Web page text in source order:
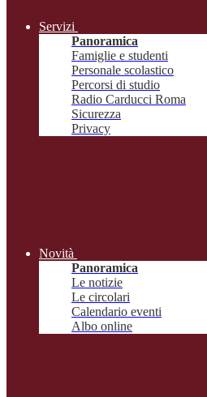
Servizi
Panoramica
Famiglie e studenti
Personale scolastico
Percorsi di studio
Radio Carducci Roma
Sicurezza
Privacy
Novità
Panoramica
Le notizie
Le circolari
Calendario eventi
Albo online